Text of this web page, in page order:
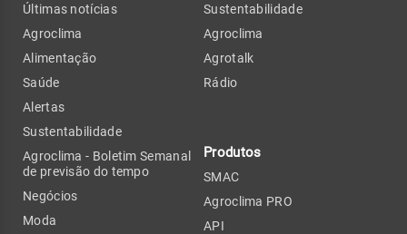
Últimas notícias
Agroclima
Alimentação
Saúde
Alertas
Sustentabilidade
Agroclima - Boletim Semanal
de previsão do tempo
Negócios
Moda
Sustentabilidade
Agroclima
Agrotalk
Rádio
Produtos
SMAC
Agroclima PRO
API